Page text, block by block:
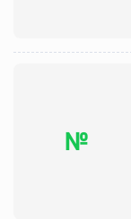
№